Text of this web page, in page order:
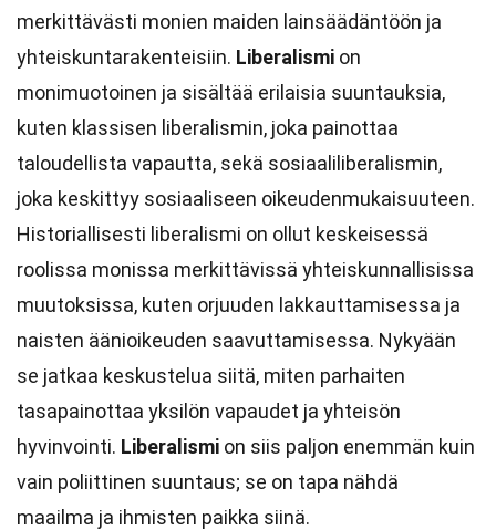
merkittävästi monien maiden lainsäädäntöön ja
yhteiskuntarakenteisiin. Liberalismi on
monimuotoinen ja sisältää erilaisia suuntauksia,
kuten klassisen liberalismin, joka painottaa
taloudellista vapautta, sekä sosiaaliliberalismin,
joka keskittyy sosiaaliseen oikeudenmukaisuuteen.
Historiallisesti liberalismi on ollut keskeisessä
roolissa monissa merkittävissä yhteiskunnallisissa
muutoksissa, kuten orjuuden lakkauttamisessa ja
naisten äänioikeuden saavuttamisessa. Nykyään
se jatkaa keskustelua siitä, miten parhaiten
tasapainottaa yksilön vapaudet ja yhteisön
hyvinvointi. Liberalismi on siis paljon enemmän kuin
vain poliittinen suuntaus; se on tapa nähdä
maailma ja ihmisten paikka siinä.